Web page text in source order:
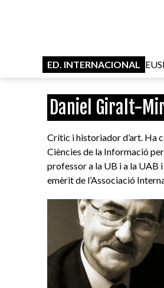
ED. INTERNACIONAL
Daniel Giralt-
Crític i historiador d’art. Ha
Ciències de la Informació
professor a la UB i a la UAB
emèrit de l’Associació